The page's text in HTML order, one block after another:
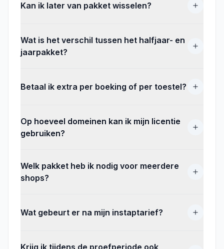
Kan ik later van pakket wisselen?
Wat is het verschil tussen het halfjaar- en
jaarpakket?
Betaal ik extra per boeking of per toestel?
Op hoeveel domeinen kan ik mijn licentie
gebruiken?
Welk pakket heb ik nodig voor meerdere
shops?
Wat gebeurt er na mijn instaptarief?
Krijg ik tijdens de proefperiode ook